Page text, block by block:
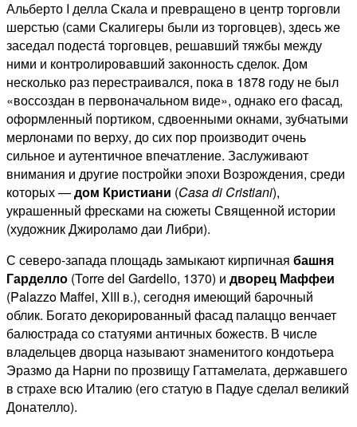
Альберто I делла Скала и превращено в центр торговли
шерстью (сами Скалигеры были из торговцев), здесь же
заседал подестá торговцев, решавший тяжбы между
ними и контролировавший законность сделок. Дом
несколько раз перестраивался, пока в 1878 году не был
«воссоздан в первоначальном виде», однако его фасад,
оформленный портиком, сдвоенными окнами, зубчатыми
мерлонами по верху, до сих пор производит очень
сильное и аутентичное впечатление. Заслуживают
внимания и другие постройки эпохи Возрождения, среди
которых —дом Кристиани (Casa di Cristiani),
украшенный фресками на сюжеты Священной истории
(художник Джироламо даи Либри).
С северо-запада площадь замыкают кирпичная башня
Гарделло (Torre del Gardello, 1370) и дворец Маффеи
(Palazzo Maffei, XIII в.), сегодня имеющий барочный
облик. Богато декорированный фасад палаццо венчает
балюстрада со статуями античных божеств. В числе
владельцев дворца называют знаменитого кондотьера
Эразмо да Нарни по прозвищу Гаттамелата, державшего
в страхе всю Италию (его статую в Падуе сделал великий
Донателло).